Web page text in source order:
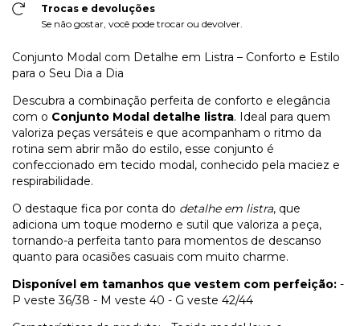
Trocas e devoluções
Se não gostar, você pode trocar ou devolver.
Conjunto Modal com Detalhe em Listra – Conforto e Estilo
para o Seu Dia a Dia
Descubra a combinação perfeita de conforto e elegância
com o Conjunto Modal detalhe listra. Ideal para quem
valoriza peças versáteis e que acompanham o ritmo da
rotina sem abrir mão do estilo, esse conjunto é
confeccionado em tecido modal, conhecido pela maciez e
respirabilidade.
O destaque fica por conta do detalhe em listra, que
adiciona um toque moderno e sutil que valoriza a peça,
tornando-a perfeita tanto para momentos de descanso
quanto para ocasiões casuais com muito charme.
Disponível em tamanhos que vestem com perfeição: -
P veste 36/38 - M veste 40 - G veste 42/44